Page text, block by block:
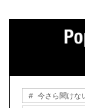
今さら聞けな